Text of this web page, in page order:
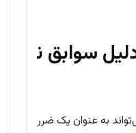
سوابق ن
به عنوان یک ضرر